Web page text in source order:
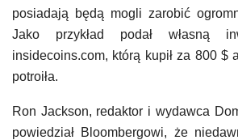
posiadają będą mogli zarobić
Jako przykład podał własną
insidecoins.com, którą kupił za 800 $
potroiła.
Ron Jackson, redaktor i wydawca
powiedział Bloombergowi, że